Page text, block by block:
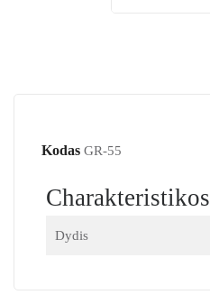
Kodas GR-55
Charakteristikos
Dydis